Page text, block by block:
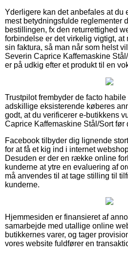
Yderligere kan det anbefales at du
mest betydningsfulde reglementer
bestillingen, fx den returrettighed
forbindelse er det virkelig vigtigt, at
sin faktura, så man når som helst
Severin Caprice Kaffemaskine
er på udkig efter et produkt til en
Trustpilot frembyder de facto
adskillige eksisterende køberes
godt, at du verificerer e-butikkens
Caprice Kaffemaskine Stål/Sort før
Facebook tilbyder dig lignende
for at få et kig ind i internet
Desuden er der en række online
kunderne at ytre en evaluering af
må anvendes til at tage stilling til
kunderne.
Hjemmesiden er finansieret af
samarbejde med utallige online
butikkernes varer, og tager
vores website fuldfører en